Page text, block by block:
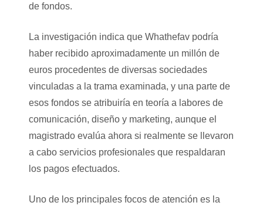
de fondos.
La investigación indica que Whathefav podría
haber recibido aproximadamente un millón de
euros procedentes de diversas sociedades
vinculadas a la trama examinada, y una parte de
esos fondos se atribuiría en teoría a labores de
comunicación, diseño y marketing, aunque el
magistrado evalúa ahora si realmente se llevaron
a cabo servicios profesionales que respaldaran
los pagos efectuados.
Uno de los principales focos de atención es la